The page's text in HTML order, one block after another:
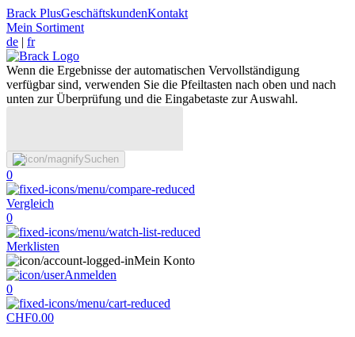
Brack PlusGeschäftskundenKontakt
Mein Sortiment
de | fr
Wenn die Ergebnisse der automatischen Vervollständigung
verfügbar sind, verwenden Sie die Pfeiltasten nach oben und nach
unten zur Überprüfung und die Eingabetaste zur Auswahl.
Suchen
0
Vergleich
0
Merklisten
Mein Konto
Anmelden
0
CHF0.00